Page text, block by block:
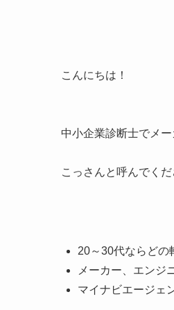
こんにちは！
中小企業診断士でメ
こっさんと呼んでくだ
20～30代ならどの
メーカー、エンジ
マイナビエージェ